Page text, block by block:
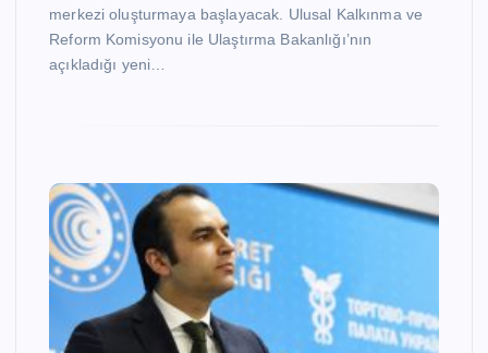
merkezi oluşturmaya başlayacak. Ulusal Kalkınma ve
Reform Komisyonu ile Ulaştırma Bakanlığı’nın
açıkladığı yeni…